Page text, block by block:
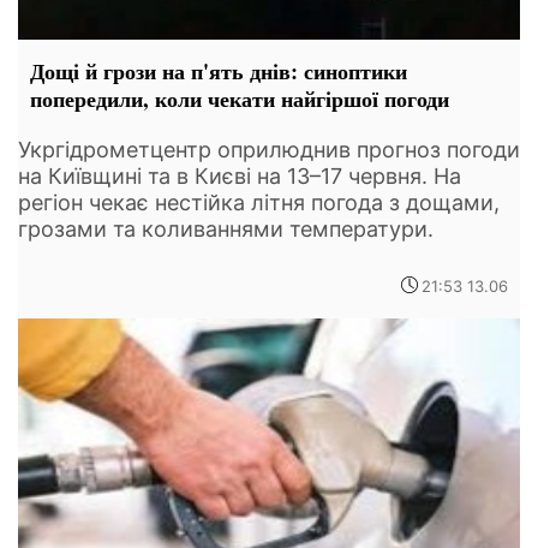
Дощі й грози на п'ять днів: синоптики
попередили, коли чекати найгіршої погоди
Укргідрометцентр оприлюднив прогноз погоди
на Київщині та в Києві на 13–17 червня. На
регіон чекає нестійка літня погода з дощами,
грозами та коливаннями температури.
21:53 13.06